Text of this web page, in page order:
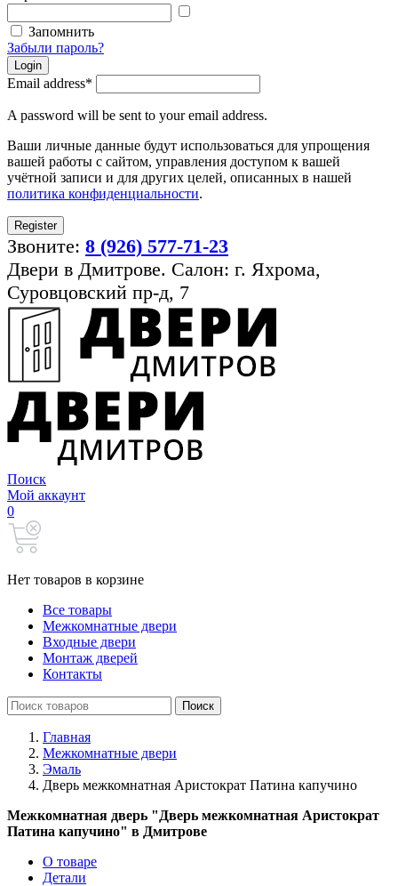
Запомнить
Забыли пароль?
Login
Email address*
A password will be sent to your email address.
Ваши личные данные будут использоваться для упрощения
вашей работы с сайтом, управления доступом к вашей
учётной записи и для других целей, описанных в нашей
политика конфиденциальности.
Register
Звоните: 8 (926) 577-71-23
Двери в Дмитрове. Салон: г. Яхрома,
Суровцовский пр-д, 7
Поиск
Мой аккаунт
0
Нет товаров в корзине
Все товары
Межкомнатные двери
Входные двери
Монтаж дверей
Контакты
Search
for:
Поиск
Главная
Межкомнатные двери
Эмаль
Дверь межкомнатная Аристократ Патина капучино
Межкомнатная дверь "Дверь межкомнатная Аристократ
Патина капучино" в Дмитрове
О товаре
Детали